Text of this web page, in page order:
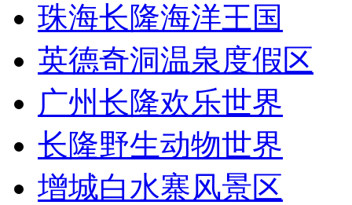
珠海长隆海洋王国
英德奇洞温泉度假区
广州长隆欢乐世界
长隆野生动物世界
增城白水寨风景区